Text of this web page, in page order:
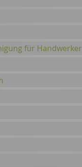
für Handwerker